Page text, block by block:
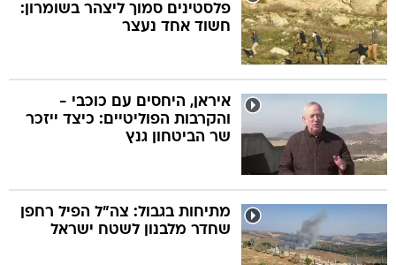
פלסטינים סמוך ליצהר בשומרון:
חשוד אחד נעצר
איראן, היחסים עם כוכבי -
והקרבות הפוליטיים: כיצד ייזכר
שר הביטחון גנץ
מתיחות בגבול: צה"ל הפיל רחפן
שחדר מלבנון לשטח ישראל